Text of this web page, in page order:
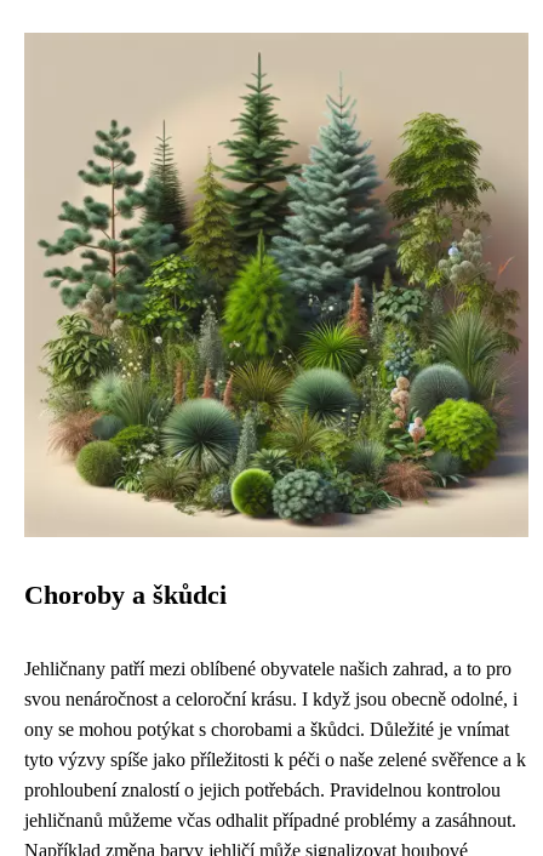
Choroby a škůdci
Jehličnany patří mezi oblíbené obyvatele našich zahrad, a to pro
svou nenáročnost a celoroční krásu. I když jsou obecně odolné, i
ony se mohou potýkat s chorobami a škůdci. Důležité je vnímat
tyto výzvy spíše jako příležitosti k péči o naše zelené svěřence a k
prohloubení znalostí o jejich potřebách. Pravidelnou kontrolou
jehličnanů můžeme včas odhalit případné problémy a zasáhnout.
Například změna barvy jehličí může signalizovat houbové